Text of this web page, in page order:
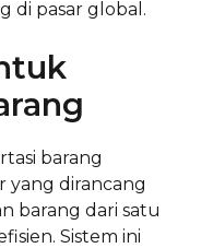
di pasar global.
barang
yang dirancang
barang dari satu
Sistem ini